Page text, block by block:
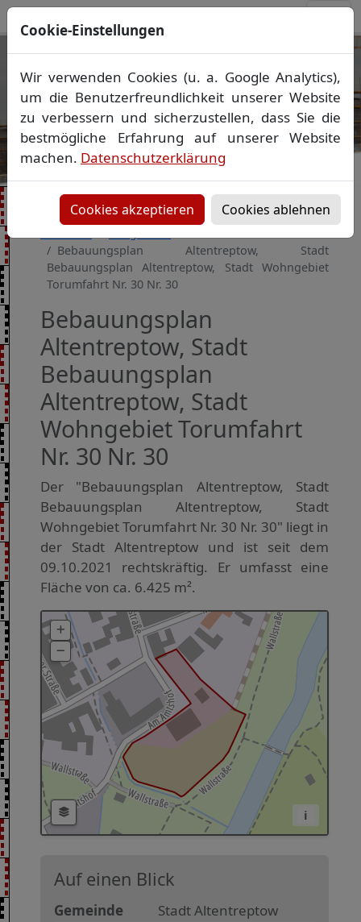
Ihr Vermessungsbüro in
Mecklenburg-Vorpommern
Wir vermessen Ihr Grundstück
Lageplan Absteckung▪Bauvermessung ▪
Gebäudeeinmessung
Grenzfeststellung▪Amtliche Auskünfte und
Vorheriges Bild
Bebauungsplan Altentreptow, Stadt
Bebauungsplan Altentreptow, Stadt Wohngebiet
Torumfahrt Nr. 30 Nr. 30
Bebauungsplan
Altentreptow, Stadt
Bebauungsplan
Altentreptow, Stadt
Wohngebiet Torumfahrt
Nr. 30 Nr. 30
Der "Bebauungsplan Altentreptow, Stadt
Bebauungsplan Altentreptow, Stadt
Wohngebiet Torumfahrt Nr. 30 Nr. 30" liegt in
der Stadt Altentreptow und ist seit dem
09.10.2021 rechtskräftig. Er umfasst eine
Fläche von ca. 6.425 m².
i
Auf einen Blick
Gemeinde
Stadt Altentreptow
Cookie-Einstellungen
Wir verwenden Cookies (u. a. Google Analytics),
um die Benutzerfreundlichkeit unserer Website
zu verbessern und sicherzustellen, dass Sie die
bestmögliche Erfahrung auf unserer Website
machen. Datenschutzerklärung
Cookies akzeptieren Cookies ablehnen